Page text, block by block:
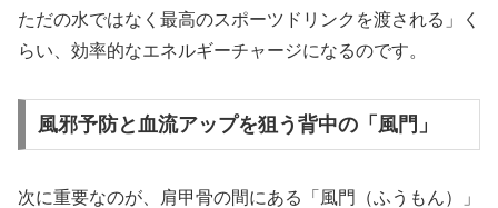
ただの水ではなく最高のスポーツドリンクを渡される」く
らい、効率的なエネルギーチャージになるのです。
風邪予防と血流アップを狙う背中の「風門」
次に重要なのが、肩甲骨の間にある「風門（ふうもん）」